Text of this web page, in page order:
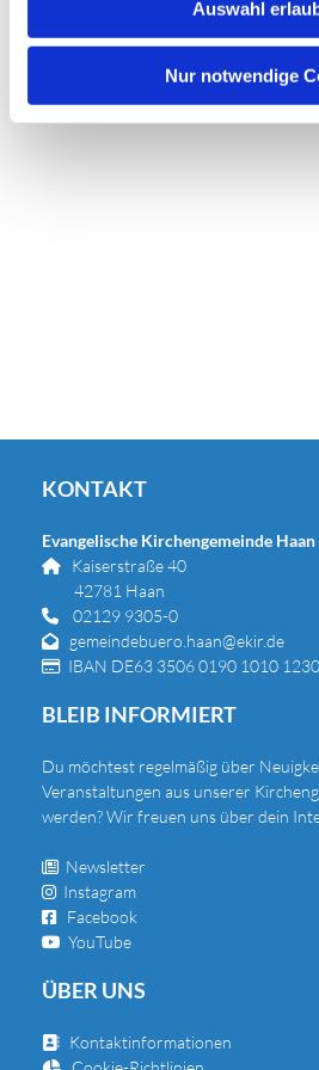
Auswahl
Nur notwendige
KONTAKT
Evangelische Kirchengemeinde Haan

Kaiserstraße 40
42781 Haan
 02129 9305-0
 gemeindebuero.haan@ekir.de
 IBAN DE63 3506 0190 1010
BLEIB INFORMIERT
Du möchtest regelmäßig über
Veranstaltungen aus unserer
werden? Wir freuen uns über dein
 Newsletter
 Instagram
 Facebook
 YouTube
ÜBER UNS
 Kontaktinformationen